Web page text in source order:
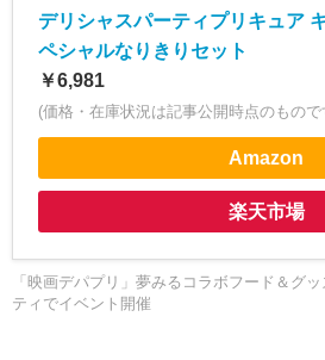
デリシャスパーティプリキュア
ペシャルなりきりセット
￥6,981
(価格・在庫状況は記事公開時点のもので
Amazon
楽天市場
「映画デパプリ」夢みるコラボフード＆グ
ティでイベント開催